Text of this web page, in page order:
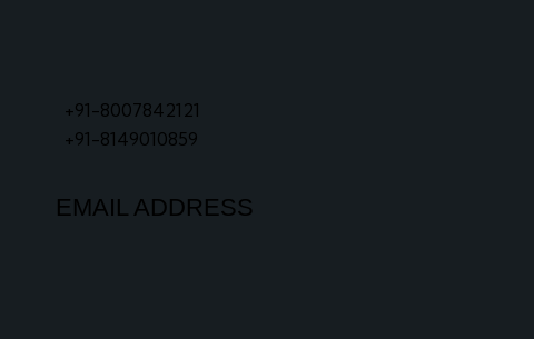
+91-8007842121
+91-8149010859
EMAIL ADDRESS